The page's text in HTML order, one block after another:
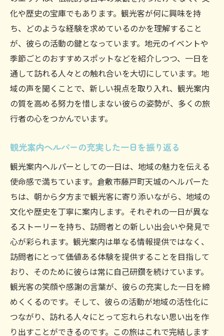
化や歴史の宝庫でもあります。観光客が何に興味を持
ち、どのような経験を求めているのかを理解すること
が、彼らの活動の鍵となっています。地元のイベントや
季節ごとのおすすめスポットなどを紹介しつつ、一日を
通して訪れる人々との触れ合いを大切にしています。地
域の声を聞くことで、新しい視点を取り入れ、観光案内
の質を高める努力を惜しまない彼らの姿勢が、多くの旅
行者の心をつかんでいます。
観光案内ヘルパーの充実した一日を振り返る
観光案内ヘルパーとしての一日は、地域の魅力を伝える
使命感で満ちています。倉敷市藤戸町天城のヘルパーた
ちは、朝から夕方まで観光客に寄り添いながら、地域の
文化や歴史を丁寧に案内します。それぞれの一日が異な
るストーリーを持ち、訪問者との新しい出会いや発見で
心が彩られます。観光案内は単なる情報提供ではなく、
訪問者にとって価値ある体験を提供することを目指して
おり、そのために彼らは常に自己研鑽を続けています。
観光客の笑顔や感謝の言葉が、彼らの充実した一日を締
めくくるのです。そして、彼らの活動が地域の活性化に
つながり、訪れる人々にとって忘れられない思い出を作
り出すことができるのです。この旅はこれで完結します